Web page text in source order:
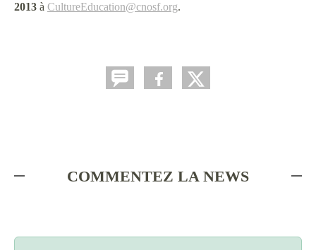
2013 à CultureEducation@cnosf.org.
COMMENTEZ LA NEWS